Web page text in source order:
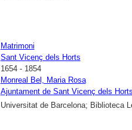
Matrimoni
Sant Vicenç dels Horts
1654 - 1854
Monreal Bel, Maria Rosa
Ajuntament de Sant Vicenç dels
Universitat de Barcelona; Biblioteca